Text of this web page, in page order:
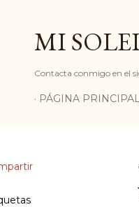
MI
Contacta conmigo en el
PÁGINA